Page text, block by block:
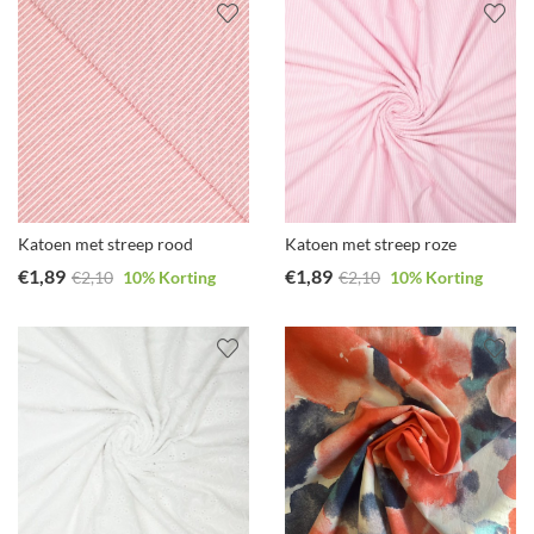
Katoen met streep rood
€1,89 €2,10 10% Korting
Katoen met streep roze
€1,89 €2,10 10% Korting